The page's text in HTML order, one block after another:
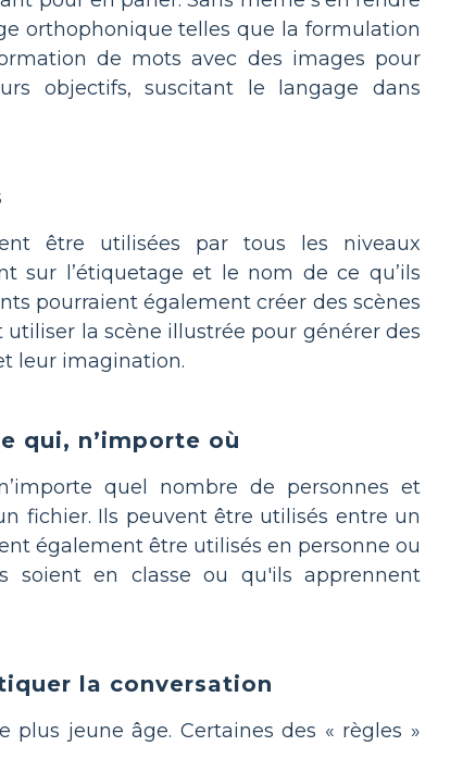
orthophonique telles que la formulation
de mots avec des images pour
objectifs, suscitant le langage dans
être utilisées par tous les niveaux
sur l’étiquetage et le nom de ce qu’ils
pourraient également créer des scènes
la scène illustrée pour générer des
leur imagination.
qui, n’importe où
quel nombre de personnes et
fichier. Ils peuvent être utilisés entre un
également être utilisés en personne ou
soient en classe ou qu'ils apprennent
la conversation
jeune âge. Certaines des « règles »